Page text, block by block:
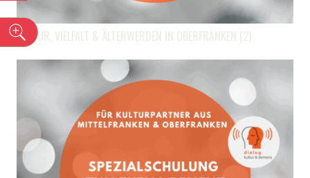
KULTUR, VIELFALT & ÄLTERWERDEN IN OBERFRANKEN (2)